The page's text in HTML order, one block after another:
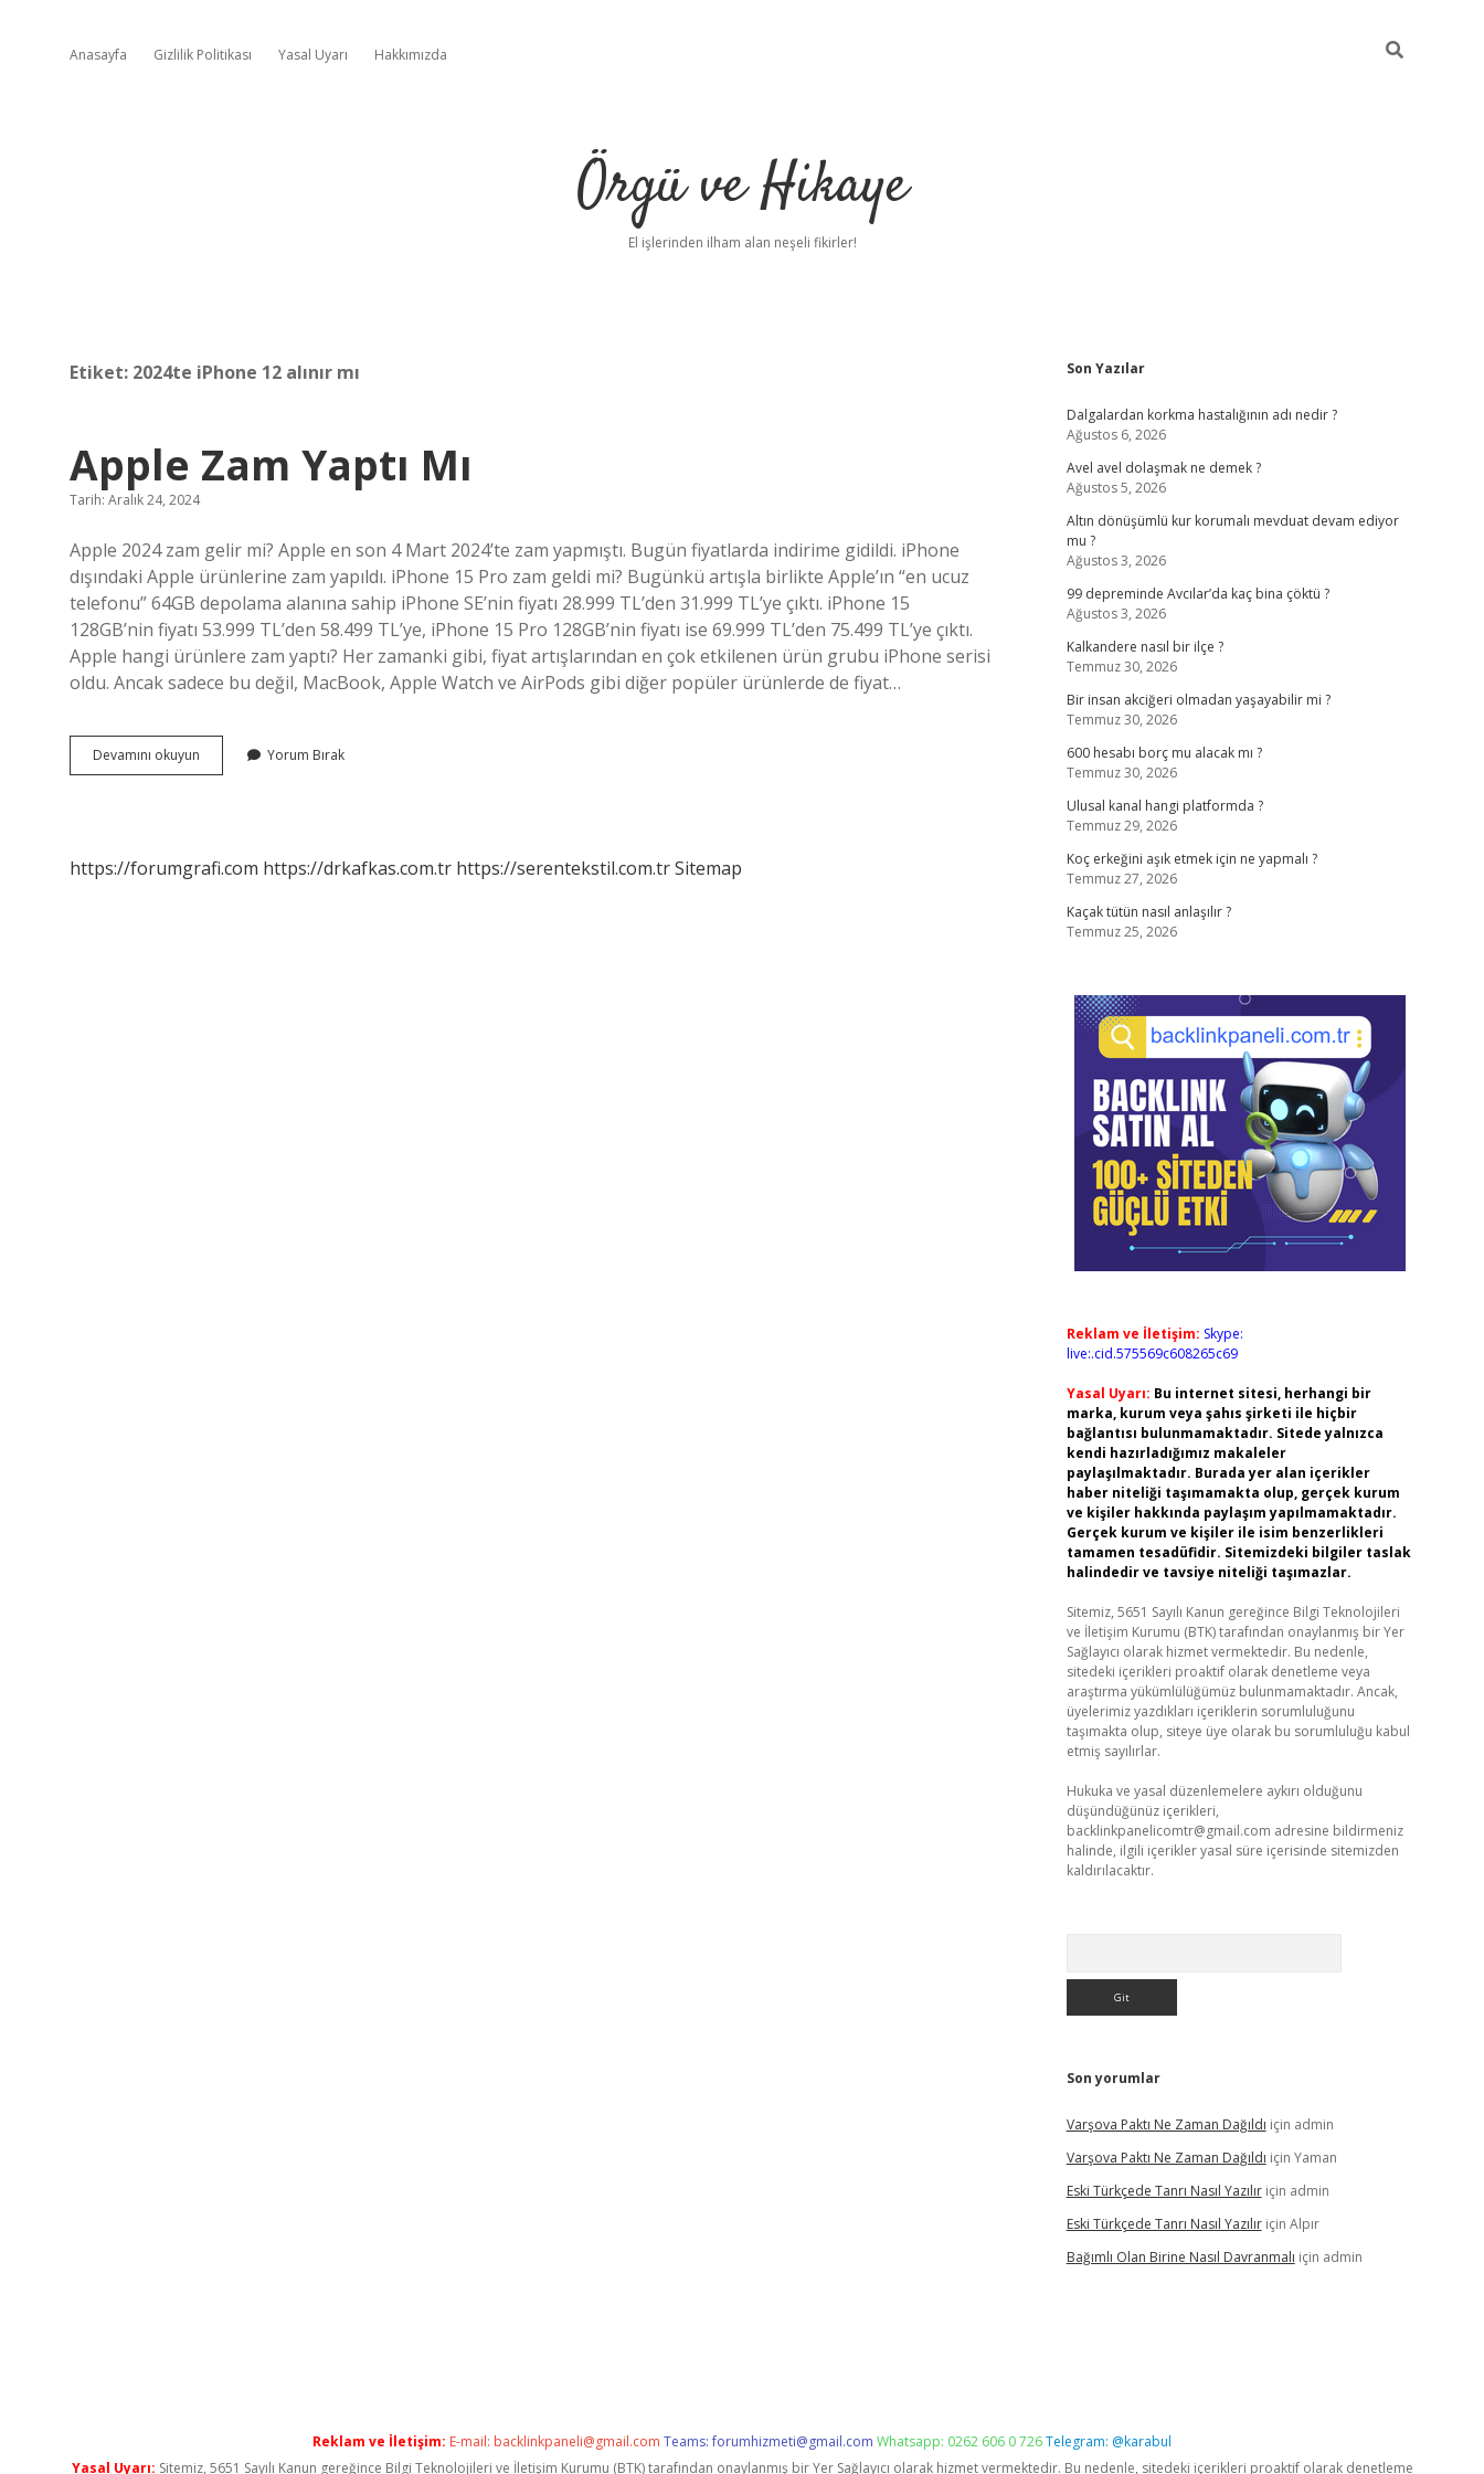
Anasayfa Gizlilik Politikası Yasal Uyarı Hakkımızda
Örgü ve Hikaye
El işlerinden ilham alan neşeli fikirler!
Etiket: 2024te iPhone 12 alınır mı
Apple Zam Yaptı Mı
Tarih: Aralık 24, 2024
Apple 2024 zam gelir mi? Apple en son 4 Mart 2024’te zam yapmıştı. Bugün fiyatlarda indirime gidildi. iPhone
dışındaki Apple ürünlerine zam yapıldı. iPhone 15 Pro zam geldi mi? Bugünkü artışla birlikte Apple’ın “en ucuz
telefonu” 64GB depolama alanına sahip iPhone SE’nin fiyatı 28.999 TL’den 31.999 TL’ye çıktı. iPhone 15
128GB’nin fiyatı 53.999 TL’den 58.499 TL’ye, iPhone 15 Pro 128GB’nin fiyatı ise 69.999 TL’den 75.499 TL’ye çıktı.
Apple hangi ürünlere zam yaptı? Her zamanki gibi, fiyat artışlarından en çok etkilenen ürün grubu iPhone serisi
oldu. Ancak sadece bu değil, MacBook, Apple Watch ve AirPods gibi diğer popüler ürünlerde de fiyat…
Devamını okuyun
Zam
Yorum Bırak
https://forumgrafi.com https://drkafkas.com.tr https://serentekstil.com.trSitemap
Sidebar
Son Yazılar
Dalgalardan korkma hastalığının adı nedir ?
Ağustos 6, 2026
Avel avel dolaşmak ne demek ?
Ağustos 5, 2026
Altın dönüşümlü kur korumalı mevduat devam ediyor
mu ?
Ağustos 3, 2026
99 depreminde Avcılar’da kaç bina çöktü ?
Ağustos 3, 2026
Kalkandere nasıl bir ilçe ?
Temmuz 30, 2026
Bir insan akciğeri olmadan yaşayabilir mi ?
Temmuz 30, 2026
600 hesabı borç mu alacak mı ?
Temmuz 30, 2026
Ulusal kanal hangi platformda ?
Temmuz 29, 2026
Koç erkeğini aşık etmek için ne yapmalı ?
Temmuz 27, 2026
Kaçak tütün nasıl anlaşılır ?
Temmuz 25, 2026
Reklam ve İletişim: Skype:
live:.cid.575569c608265c69
Yasal Uyarı: Bu internet sitesi, herhangi bir
marka, kurum veya şahıs şirketi ile hiçbir
bağlantısı bulunmamaktadır. Sitede yalnızca
kendi hazırladığımız makaleler
paylaşılmaktadır. Burada yer alan içerikler
haber niteliği taşımamakta olup, gerçek kurum
ve kişiler hakkında paylaşım yapılmamaktadır.
Gerçek kurum ve kişiler ile isim benzerlikleri
tamamen tesadüfidir. Sitemizdeki bilgiler taslak
halindedir ve tavsiye niteliği taşımazlar.
Sitemiz, 5651 Sayılı Kanun gereğince Bilgi Teknolojileri
ve İletişim Kurumu (BTK) tarafından onaylanmış bir Yer
Sağlayıcı olarak hizmet vermektedir. Bu nedenle,
sitedeki içerikleri proaktif olarak denetleme veya
araştırma yükümlülüğümüz bulunmamaktadır. Ancak,
üyelerimiz yazdıkları içeriklerin sorumluluğunu
taşımakta olup, siteye üye olarak bu sorumluluğu kabul
etmiş sayılırlar.
Hukuka ve yasal düzenlemelere aykırı olduğunu
düşündüğünüz içerikleri,
backlinkpanelicomtr@gmail.com adresine bildirmeniz
halinde, ilgili içerikler yasal süre içerisinde sitemizden
kaldırılacaktır.
Son yorumlar
Varşova Paktı Ne Zaman Dağıldı için admin
Varşova Paktı Ne Zaman Dağıldı için Yaman
Eski Türkçede Tanrı Nasıl Yazılıriçin admin
Eski Türkçede Tanrı Nasıl Yazılıriçin Alpır
Bağımlı Olan Birine Nasıl Davranmalı için admin
Reklam ve İletişim: E-mail: backlinkpaneli@gmail.com Teams:forumhizmeti@gmail.com Whatsapp: 0262 606 0 726Telegram: @karabul
Yasal Uyarı: Sitemiz, 5651 Sayılı Kanun gereğince Bilgi Teknolojileri ve İletişim Kurumu (BTK) tarafından onaylanmış bir Yer Sağlayıcı olarak hizmet vermektedir. Bu nedenle, sitedeki içerikleri proaktif olarak denetleme